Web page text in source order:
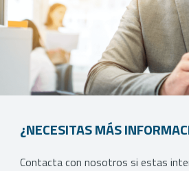
¿NECESITAS MÁS
Contacta con nosotros si estas